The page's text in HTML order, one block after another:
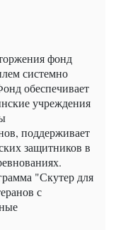
фонд
системно
обеспечивает
учреждения
поддерживает
защитников в
"Скутер для
с